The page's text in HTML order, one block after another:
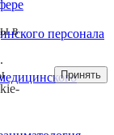
персонала
в
Принять